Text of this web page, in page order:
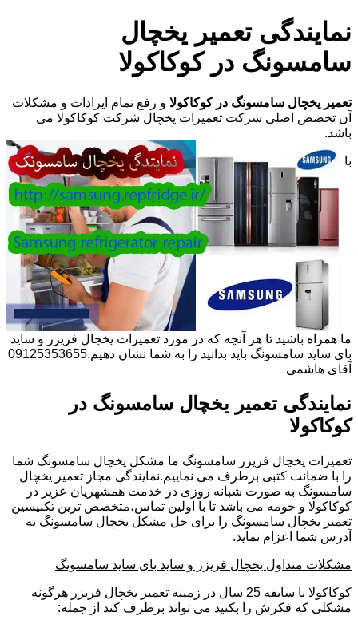
نمایندگی تعمیر یخچال
سامسونگ در کوکاکولا
تعمیر یخچال سامسونگ در کوکاکولا و رفع تمام ایرادات و مشکلات
آن تخصص اصلی شرکت تعمیرات یخچال شرکت کوکاکولا می
باشد.
با
ما همراه باشید تا هر آنچه که در مورد تعمیرات یخچال فریزر و ساید
بای ساید سامسونگ باید بدانید را به شما نشان دهیم.09125353655
آقای هاشمی
نمایندگی تعمیر یخچال سامسونگ در
کوکاکولا
تعمیرات یخچال فریزر سامسونگ ما مشکل یخچال سامسونگ شما
را با ضمانت کتبی برطرف می نماییم.نمایندگی مجاز تعمیر یخچال
سامسونگ به صورت شبانه روزی در خدمت همشهریان عزیز در
کوکاکولا و حومه می باشد تا با اولین تماس،متخصص ترین تکنیسین
تعمیر یخچال سامسونگ را برای حل مشکل یخچال سامسونگ به
آدرس شما اعزام نماید.
مشکلات متداول یخچال فریزر و ساید بای ساید سامسونگ
کوکاکولا با سابقه 25 سال در زمینه تعمیر یخچال فریزر هرگونه
مشکلی که فکرش را بکنید می تواند برطرف کند از جمله: